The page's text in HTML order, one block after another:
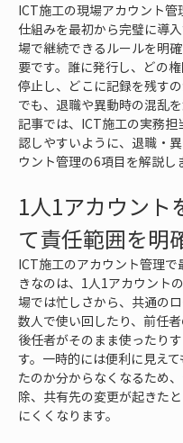
ICT施工の現場アカウント管
仕組みを最初から完璧に導
場で継続できるルールを明
要です。誰に発行し、どの
停止し、どこに記録を残す
でも、退職や異動時の混乱
記事では、ICT施工の実務担
認しやすいように、退職・
ウント管理の6項目を解説し
1人1アカウント
て責任範囲を明
ICT施工のアカウント管理で
きなのは、1人1アカウント
場では忙しさから、共通の
数人で使い回したり、前任
後任者がそのまま使ったり
す。一時的には便利に見え
たのか分からなくなるため
除、共有先の変更が起きた
にくくなります。